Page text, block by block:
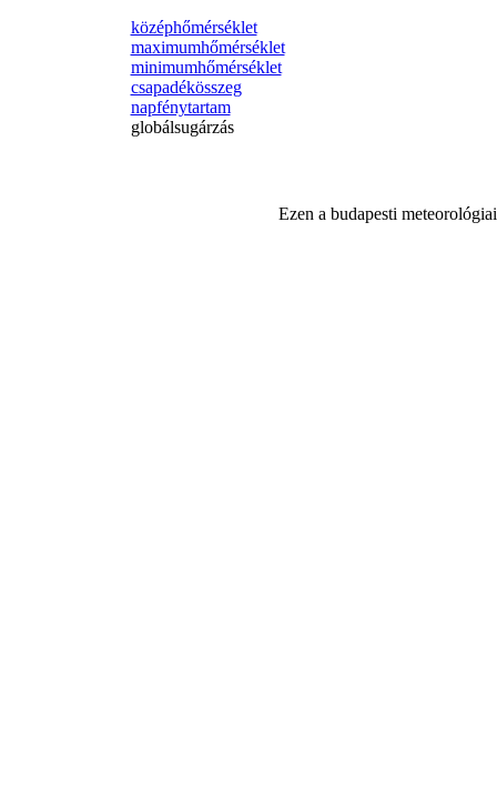
középhőmérséklet
maximumhőmérséklet
minimumhőmérséklet
csapadékösszeg
napfénytartam
globálsugárzás
Ezen a budapesti